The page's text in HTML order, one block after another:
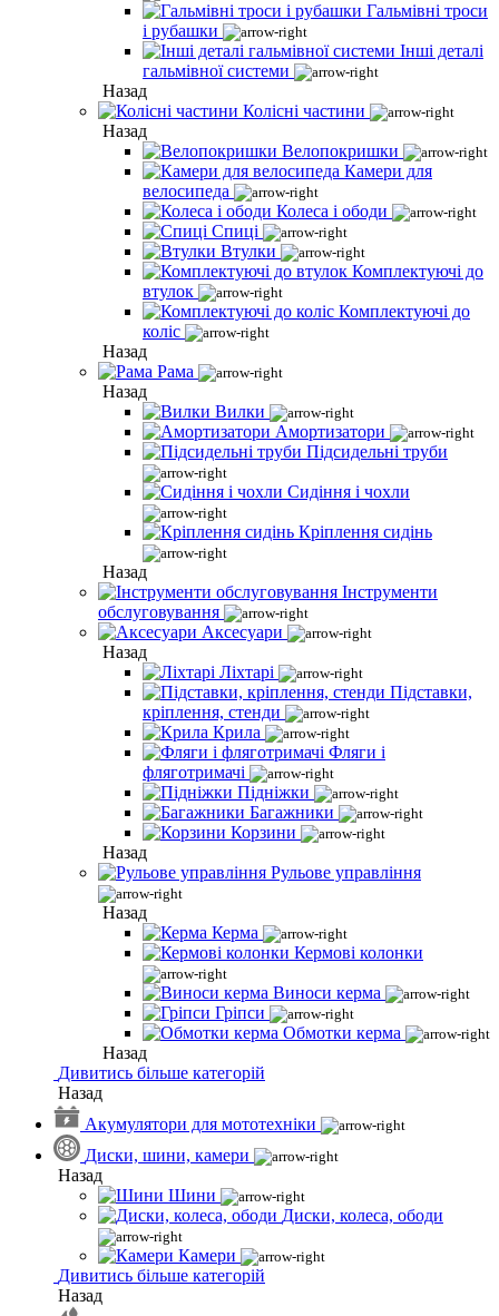
Гальмівні троси
і рубашки
Інші деталі
гальмівної системи
Назад
Колісні частини
Назад
Велопокришки
Камери для
велосипеда
Колеса і ободи
Спиці
Втулки
Комплектуючі до
втулок
Комплектуючі до
коліс
Назад
Рама
Назад
Вилки
Амортизатори
Підсидельні труби
Сидіння і чохли
Кріплення сидінь
Назад
Інструменти
обслуговування
Аксесуари
Назад
Ліхтарі
Підставки,
кріплення, стенди
Крила
Фляги і
фляготримачі
Підніжки
Багажники
Корзини
Назад
Рульове управління
Назад
Керма
Кермові колонки
Виноси керма
Гріпси
Обмотки керма
Назад
Дивитись більше категорій
Назад
Акумулятори для мототехніки
Диски, шини, камери
Назад
Шини
Диски, колеса, ободи
Камери
Дивитись більше категорій
Назад